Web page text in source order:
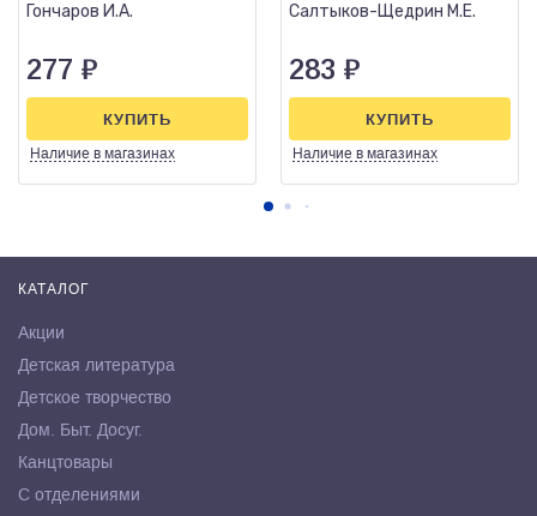
Гончаров И.А.
277 ₽
Наличие в магазинах
КУПИТЬ
Салтыков-Щедрин М.Е.
283 ₽
Наличие в магазинах
КУПИТЬ
КАТАЛОГ
Акции
Детская литература
Детское творчество
Дом. Быт. Досуг.
Канцтовары
С отделениями